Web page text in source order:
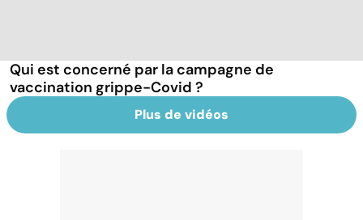
Qui est concerné par la campagne de
vaccination grippe-Covid ?
Plus de vidéos